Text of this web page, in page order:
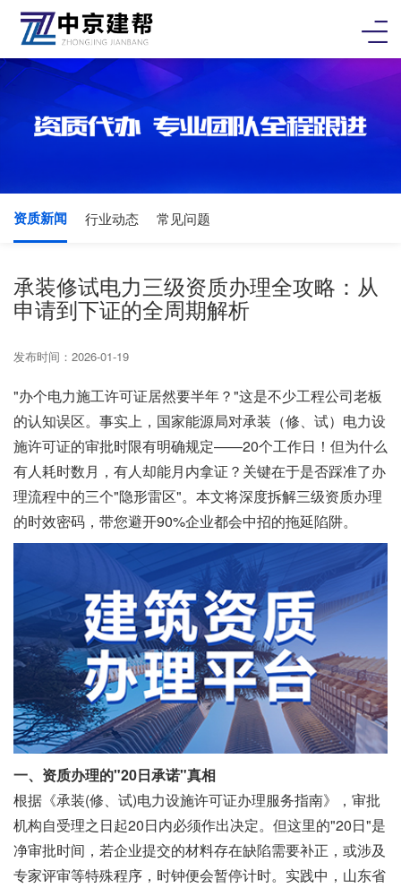
资质新闻 行业动态 常见问题
承装修试电力三级资质办理全攻略：从
申请到下证的全周期解析
发布时间：2026-01-19
"办个电力施工许可证居然要半年？"这是不少工程公司老板
的认知误区。事实上，国家能源局对承装（修、试）电力设
施许可证的审批时限有明确规定——20个工作日！但为什么
有人耗时数月，有人却能月内拿证？关键在于是否踩准了办
理流程中的三个"隐形雷区"。本文将深度拆解三级资质办理
的时效密码，带您避开90%企业都会中招的拖延陷阱。
一、资质办理的"20日承诺"真相
根据《承装(修、试)电力设施许可证办理服务指南》，审批
机构自受理之日起20日内必须作出决定。但这里的"20日"是
净审批时间，若企业提交的材料存在缺陷需要补正，或涉及
专家评审等特殊程序，时钟便会暂停计时。实践中，山东省